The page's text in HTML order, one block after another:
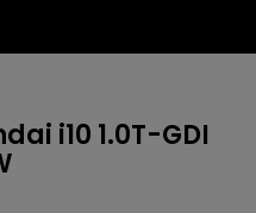
i10 1.0T-GDI